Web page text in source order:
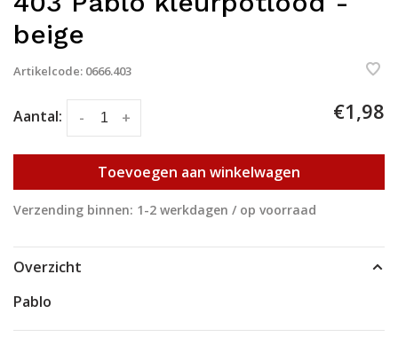
beige
Artikelcode: 0666.403
Aantal: +
- €1,98
Toevoegen aan winkelwagen
Verzending binnen: 1-2 werkdagen / op voorraad
Overzicht
Pablo